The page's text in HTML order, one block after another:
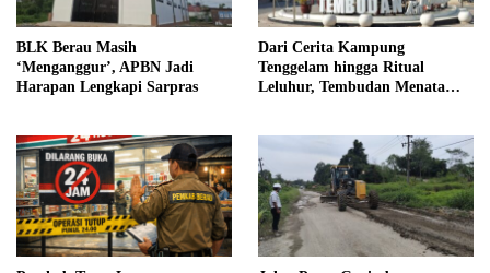
BLK Berau Masih
‘Menganggur’, APBN Jadi
Harapan Lengkapi Sarpras
Dari Cerita Kampung
Tenggelam hingga Ritual
Leluhur, Tembudan Menata